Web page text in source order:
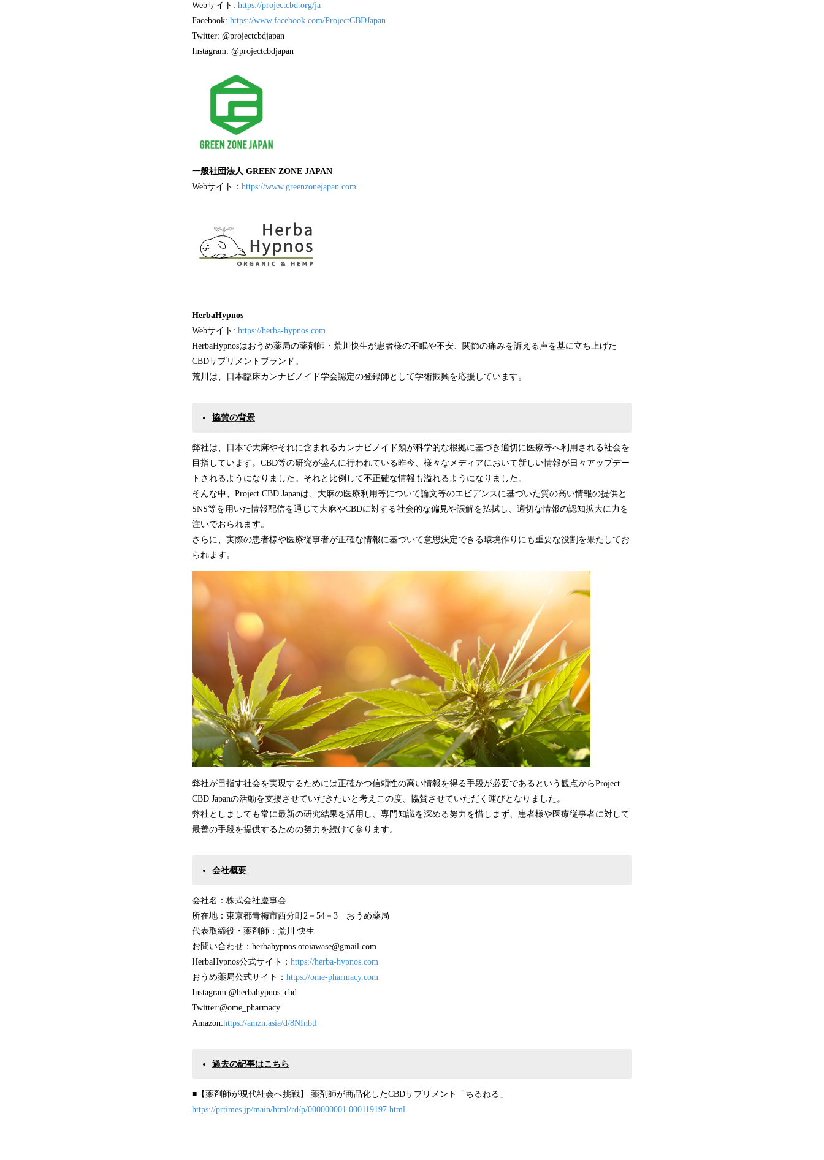
Webサイト: https://projectcbd.org/ja
Facebook: https://www.facebook.com/ProjectCBDJapan
Twitter: @projectcbdjapan
Instagram: @projectcbdjapan
一般社団法人 GREEN ZONE JAPAN
Webサイト： https://www.greenzonejapan.com
HerbaHypnos
Webサイト: https://herba-hypnos.com
HerbaHypnosはおうめ薬局の薬剤師・荒川快生が患者様の不眠や不安、関節の痛みを訴える声を基に立ち上げた
CBDサプリメントブランド。
荒川は、日本臨床カンナビノイド学会認定の登録師として学術振興を応援しています。
協賛の背景
弊社は、日本で大麻やそれに含まれるカンナビノイド類が科学的な根拠に基づき適切に医療等へ利用される社会を
目指しています。CBD等の研究が盛んに行われている昨今、様々なメディアにおいて新しい情報が日々アップデー
トされるようになりました。それと比例して不正確な情報も溢れるようになりました。
そんな中、Project CBD Japanは、大麻の医療利用等について論文等のエビデンスに基づいた質の高い情報の提供と
SNS等を用いた情報配信を通じて大麻やCBDに対する社会的な偏見や誤解を払拭し、適切な情報の認知拡大に力を
注いでおられます。
さらに、実際の患者様や医療従事者が正確な情報に基づいて意思決定できる環境作りにも重要な役割を果たしてお
られます。
弊社が目指す社会を実現するためには正確かつ信頼性の高い情報を得る手段が必要であるという観点からProject
CBD Japanの活動を支援させていだきたいと考えこの度、協賛させていただく運びとなりました。
弊社としましても常に最新の研究結果を活用し、専門知識を深める努力を惜しまず、患者様や医療従事者に対して
最善の手段を提供するための努力を続けて参ります。
会社概要
会社名：株式会社慶事会
所在地：東京都青梅市西分町2－54－3 おうめ薬局
代表取締役・薬剤師：荒川 快生
お問い合わせ：herbahypnos.otoiawase@gmail.com
HerbaHypnos公式サイト： https://herba-hypnos.com
おうめ薬局公式サイト： https://ome-pharmacy.com
Instagram:@herbahypnos_cbd
Twitter:@ome_pharmacy
Amazon:https://amzn.asia/d/8NInbtl
過去の記事はこちら
■【薬剤師が現代社会へ挑戦】 薬剤師が商品化したCBDサプリメント「ちるねる」
https://prtimes.jp/main/html/rd/p/000000001.000119197.html